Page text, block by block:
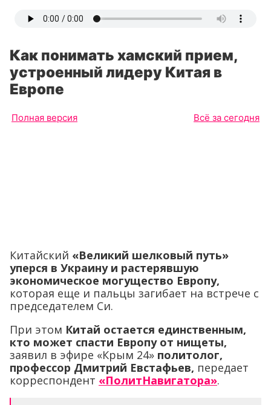
Как понимать хамский прием,
устроенный лидеру Китая в
Европе
Полная версия Всё за сегодня
Китайский «Великий шелковый путь»
уперся в Украину и растерявшую
экономическое могущество Европу,
которая еще и пальцы загибает на встрече с
председателем Си.
При этом Китай остается единственным,
кто может спасти Европу от нищеты,
заявил в эфире «Крым 24» политолог,
профессор Дмитрий Евстафьев, передает
корреспондент «ПолитНавигатора».